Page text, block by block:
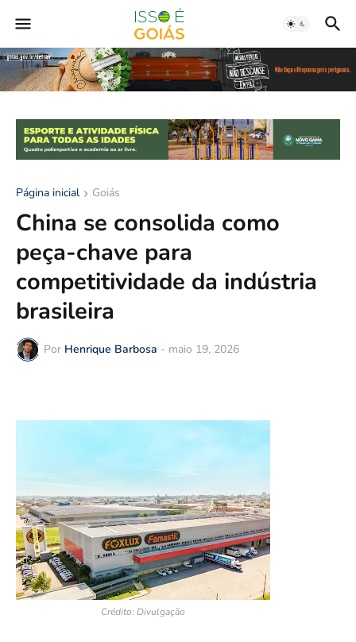
Página inicial Goiás
China se consolida como
peça-chave para
competitividade da indústria
brasileira
Por Henrique Barbosa - maio 19, 2026
Crédito: Divulgação